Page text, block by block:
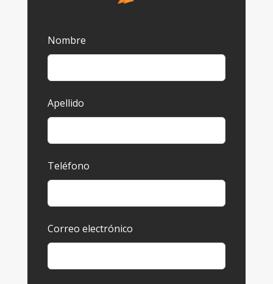
Leave
blank
Nombre
Apellido
Teléfono
Correo electrónico